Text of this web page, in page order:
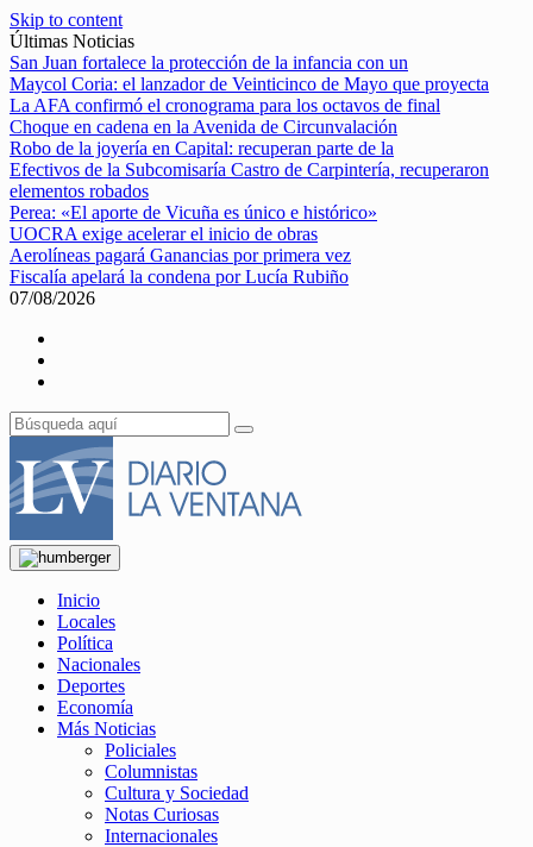
Skip to content
Últimas Noticias
San Juan fortalece la protección de la infancia con un
Maycol Coria: el lanzador de Veinticinco de Mayo que proyecta
La AFA confirmó el cronograma para los octavos de final
Choque en cadena en la Avenida de Circunvalación
Robo de la joyería en Capital: recuperan parte de la
Efectivos de la Subcomisaría Castro de Carpintería, recuperaron
elementos robados
Perea: «El aporte de Vicuña es único e histórico»
UOCRA exige acelerar el inicio de obras
Aerolíneas pagará Ganancias por primera vez
Fiscalía apelará la condena por Lucía Rubiño
07/08/2026
Inicio
Locales
Política
Nacionales
Deportes
Economía
Más Noticias
Policiales
Columnistas
Cultura y Sociedad
Notas Curiosas
Internacionales